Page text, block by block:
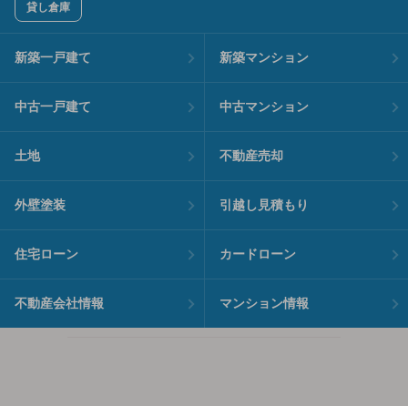
貸し倉庫
新築一戸建て 新築マンション
中古一戸建て 中古マンション
土地 不動産売却
外壁塗装 引越し見積もり
住宅ローン カードローン
不動産会社情報 マンション情報